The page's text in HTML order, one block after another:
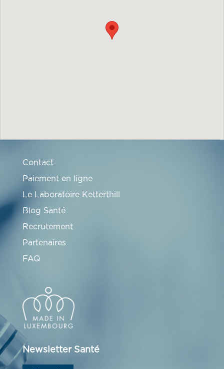
Contact
Paiement en ligne
Le Laboratoire Ketterthill
Blog Santé
Recrutement
Partenaires
FAQ
Newsletter Santé